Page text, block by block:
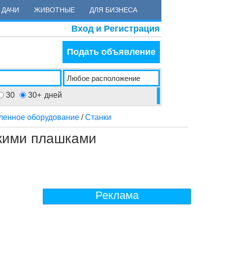
ЖИВОТНЫЕ ДЛЯ БИЗНЕСА
Вход и Регистрация
Подать объявление
30 30+ дней
оборудование /Станки
плашками
Реклама